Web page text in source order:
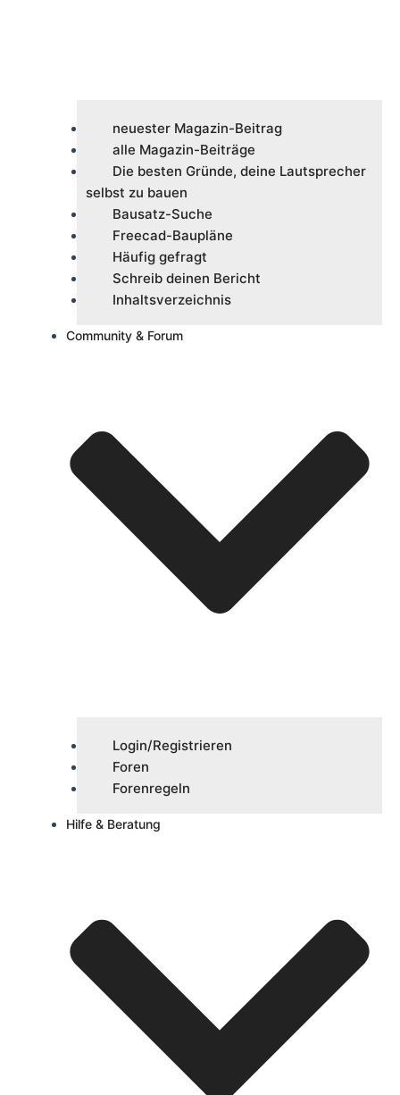
neuester Magazin-Beitrag
alle Magazin-Beiträge
Die besten Gründe, deine Lautsprecher
selbst zu bauen
Bausatz-Suche
Freecad-Baupläne
Häufig gefragt
Schreib deinen Bericht
Inhaltsverzeichnis
Community & Forum
Login/Registrieren
Foren
Forenregeln
Hilfe & Beratung